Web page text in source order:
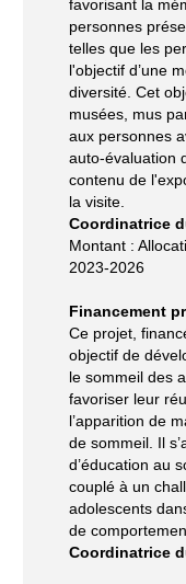
favorisant la
personnes
telles que les
l'objectif d’une
diversité. Cet
musées, mus
aux personnes
auto-évaluation
contenu de
la visite.
Coordinatrice
Montant :
2023-2026
Financement
Ce projet,
objectif de
le sommeil des
favoriser leur
l’apparition de
de sommeil. Il
d’éducation au
couplé à un
adolescents
de
Coordinatrice